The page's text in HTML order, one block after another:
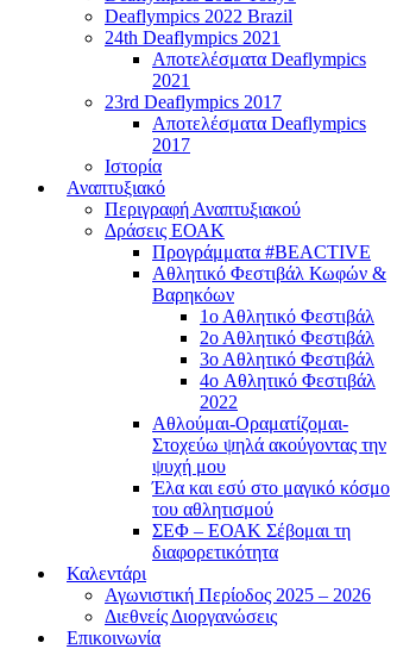
Deaflympics 2022 Brazil
24th Deaflympics 2021
Αποτελέσματα Deaflympics
2021
23rd Deaflympics 2017
Αποτελέσματα Deaflympics
2017
Ιστορία
Αναπτυξιακό
Περιγραφή Αναπτυξιακού
Δράσεις ΕΟΑΚ
Προγράμματα #BEACTIVE
Αθλητικό Φεστιβάλ Κωφών &
Βαρηκόων
1ο Αθλητικό Φεστιβάλ
2ο Αθλητικό Φεστιβάλ
3ο Αθλητικό Φεστιβάλ
4o Αθλητικό Φεστιβάλ
2022
Αθλούμαι-Οραματίζομαι-
Στοχεύω ψηλά ακούγοντας την
ψυχή μου
Έλα και εσύ στο μαγικό κόσμο
του αθλητισμού
ΣΕΦ – ΕΟΑΚ Σέβομαι τη
διαφορετικότητα
Καλεντάρι
Αγωνιστική Περίοδος 2025 – 2026
Διεθνείς Διοργανώσεις
Επικοινωνία